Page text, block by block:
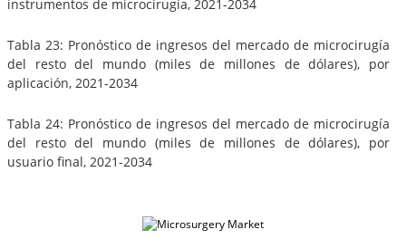
instrumentos de microcirugía, 2021-2034
Tabla 23: Pronóstico de ingresos del mercado de microcirugía
del resto del mundo (miles de millones de dólares), por
aplicación, 2021-2034
Tabla 24: Pronóstico de ingresos del mercado de microcirugía
del resto del mundo (miles de millones de dólares), por
usuario final, 2021-2034